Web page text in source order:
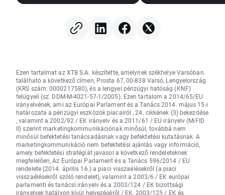
került sor; a devizapiacok
stagnálnak (2026.08.06.)
Ezen tartalmat az XTB S.A. készítette, amelynek székhelye Varsóban
található a következő címen, Prosta 67, 00-838 Varsó, Lengyelország
(KRS szám: 0000217580), és a lengyel pénzügyi hatóság (KNF)
felügyeli (sz. DDM-M-4021-57-1/2005). Ezen tartalom a 2014/65/EU
irányelvének, ami az Európai Parlament és a Tanács 2014. május 15-i
határozata a pénzügyi eszközök piacairól , 24. cikkének (3) bekezdése
, valamint a 2002/92 / EK irányelv és a 2011/61 / EU irányelv (MiFID
II) szerint marketingkommunikációnak minősül, továbbá nem
minősül befektetési tanácsadásnak vagy befektetési kutatásnak. A
marketingkommunikáció nem befektetési ajánlás vagy információ,
amely befektetési stratégiát javasol a következő rendeleteknek
megfelelően, Az Európai Parlament és a Tanács 596/2014 / EU
rendelete (2014. április 16.) a piaci visszaélésekről (a piaci
visszaélésekről szóló rendelet), valamint a 2003/6 / EK európai
parlamenti és tanácsi irányelv és a 2003/124 / EK bizottsági
irányelvek hatályon kívül helyezéséről / EK, 2003/125 / EK és